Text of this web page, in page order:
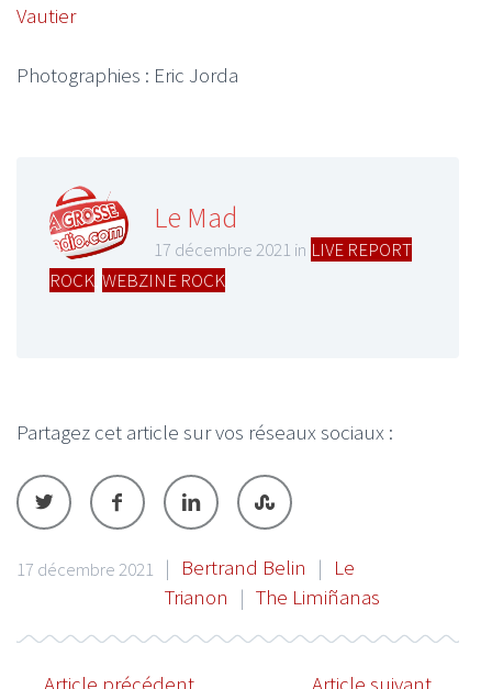
Vautier
Photographies : Eric Jorda
Le Mad
17 décembre 2021 in LIVE REPORT
ROCK WEBZINE ROCK
Partagez cet article sur vos réseaux sociaux :
17 décembre 2021 | Bertrand Belin | Le
Trianon | The Limiñanas
Article précédent Article suivant